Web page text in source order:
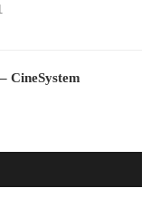
CineSystem